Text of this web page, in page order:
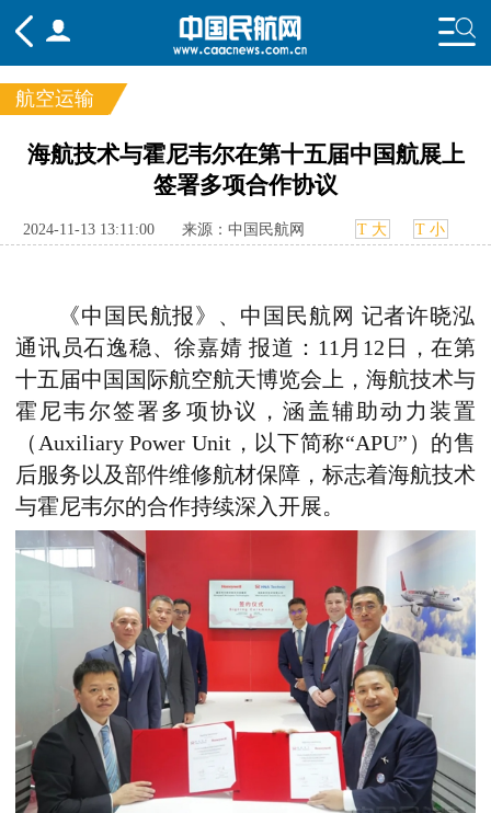
频道
要闻 国内 国际
航图 智库 专题 舆情
航空运输
海航技术与霍尼韦尔在第十五届中国航展上
签署多项合作协议
2024-11-13 13:11:00 来源：中国民航网 T 大 T 小
《中国民航报》、 中国民航网 记者许晓泓
通讯员石逸稳、徐嘉婧 报道：11月12日，在第
十五届中国国际航空航天博览会上，海航技术与
霍尼韦尔签署多项协议，涵盖辅助动力装置
（Auxiliary Power Unit，以下简称“APU”）的售
后服务以及部件维修航材保障，标志着海航技术
与霍尼韦尔的合作持续深入开展。